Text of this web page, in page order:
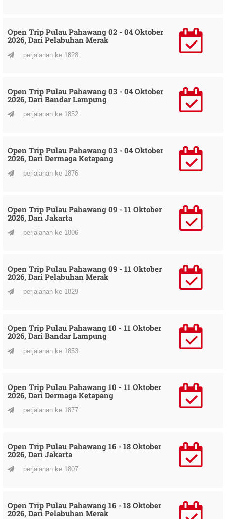
Open Trip Pulau Pahawang 02 - 04 Oktober
2026, Dari Pelabuhan Merak
perjalanan ke 1828
Open Trip Pulau Pahawang 03 - 04 Oktober
2026, Dari Bandar Lampung
perjalanan ke 1852
Open Trip Pulau Pahawang 03 - 04 Oktober
2026, Dari Dermaga Ketapang
perjalanan ke 1876
Open Trip Pulau Pahawang 09 - 11 Oktober
2026, Dari Jakarta
perjalanan ke 1806
Open Trip Pulau Pahawang 09 - 11 Oktober
2026, Dari Pelabuhan Merak
perjalanan ke 1829
Open Trip Pulau Pahawang 10 - 11 Oktober
2026, Dari Bandar Lampung
perjalanan ke 1853
Open Trip Pulau Pahawang 10 - 11 Oktober
2026, Dari Dermaga Ketapang
perjalanan ke 1877
Open Trip Pulau Pahawang 16 - 18 Oktober
2026, Dari Jakarta
perjalanan ke 1807
Open Trip Pulau Pahawang 16 - 18 Oktober
2026, Dari Pelabuhan Merak